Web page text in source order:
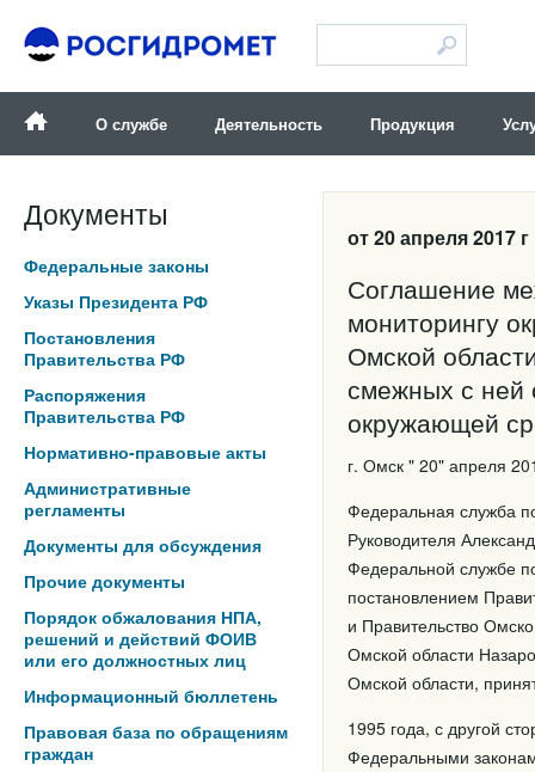
О службе Деятельность Продукция
Документы
Федеральные законы
Указы Президента РФ
Постановления
Правительства РФ
Распоряжения
Правительства РФ
Нормативно-правовые акты
Административные
регламенты
Документы для обсуждения
Прочие документы
Порядок обжалования НПА,
решений и действий ФОИВ
или его должностных лиц
Информационный бюллетень
Правовая база по обращениям
граждан
от 20 апреля 2017 г
Соглашение
мониторингу
Омской
смежных с ней
окружающей
г. Омск " 20" апреля
Федеральная служба
Руководителя
Федеральной службе
постановлением
и Правительство
Омской области
Омской области,
1995 года, с другой
Федеральными